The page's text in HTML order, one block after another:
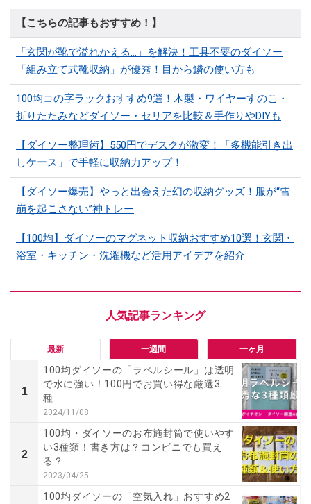
【こちらの記事もおすすめ！】
「玄関が靴で溢れかえる…」を解決！工具不要のダイソー
「組み立て式靴収納」が優秀！目から鱗の使い方も
100均コの字ラックおすすめ9選！木製・ワイヤーすのこ・
折りたたみなどダイソー・セリアを比較＆手作りやDIYも
【ダイソー整理術】550円でデスクが激変！「多機能引き出
しケース」で手軽に収納力アップ！
【ダイソー爆売】やっと出会えた幻の収納グッズ！服が“雪
崩を起こさない”神トレー
【100均】ダイソーのマグネット収納おすすめ10選！玄関・
浴室・キッチン・洗濯機など活用アイデアを紹介
最新 一週間 一ヶ月
1
100均ダイソーの「ラベルシール」は透明
で水に強い！100円でお買い得な厳選3
種...
2024/11/08
2
100均・ダイソーのお布施封筒で使いやす
い3種類！書き方は？コンビニでも買え
る？
2023/04/25
100均ダイソーの「空気入れ」おすすめ2